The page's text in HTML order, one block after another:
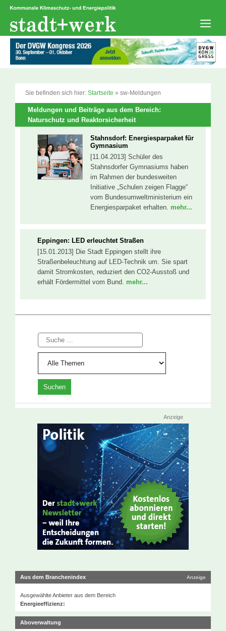
Zum
springen
Sie befinden sich hier: Startseite » sw-Meldungen
Meldungen und Beiträge aus dem Bereich:
Naturschutz und Reaktorsicherheit
Stahnsdorf: Energiesparpaket für
Gymnasium
[11.04.2013] Schüler des
Stahnsdorfer Gymnasiums haben
im Rahmen der bundesweiten
Initiative „Schulen zeigen Flagge“
vom Bundesumweltministerium ein
Energiesparpaket erhalten. mehr...
Eppingen: LED erleuchtet Straßen
[15.01.2013] Die Stadt Eppingen stellt ihre
Straßenbeleuchtung auf LED-Technik um. Sie spart
damit Stromkosten, reduziert den CO2-Ausstoß und
erhält Fördermittel vom Bund. mehr...
Suche
Anzeige
Aus dem Branchenindex Anzeige
Ausgewählte Anbieter aus dem Bereich
Energieeffizienz:
Aboverwaltung